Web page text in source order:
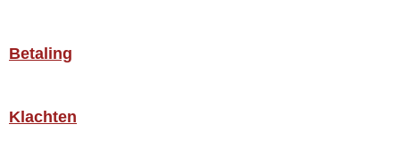
Betaling
Klachten